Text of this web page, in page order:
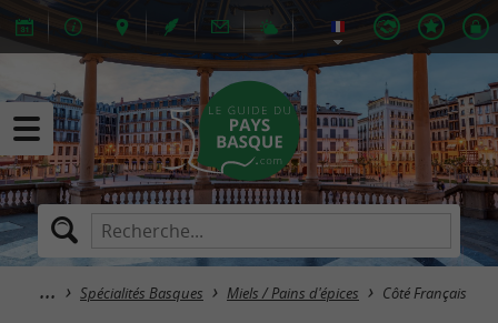
Spécialités Basques Miels / Pains d'épices Côté Français